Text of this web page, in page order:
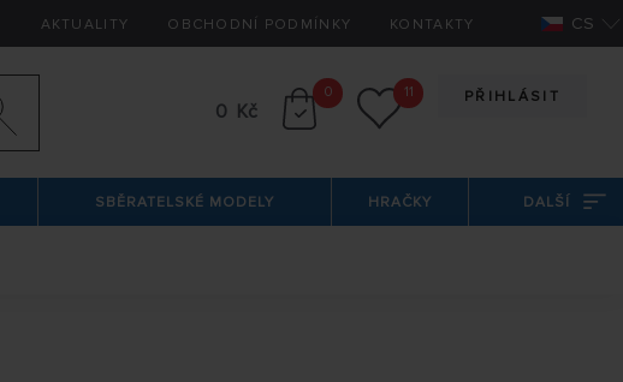
AKTUALITY OBCHODNÍ PODMÍNKY KONTAKTY CS
PŘIHLÁSIT
0 Kč
0 11
SBĚRATELSKÉ MODELY HRAČKY DALŠÍ